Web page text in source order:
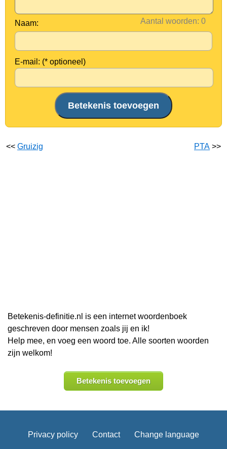
Aantal woorden:
Naam:
E-mail: (* optioneel)
<< Gruizig PTA >>
Betekenis-definitie.nl is een internet woordenboek
geschreven door mensen zoals jij en ik!
Help mee, en voeg een woord toe. Alle soorten woorden
zijn welkom!
Betekenis toevoegen
Privacy policy Contact Change language